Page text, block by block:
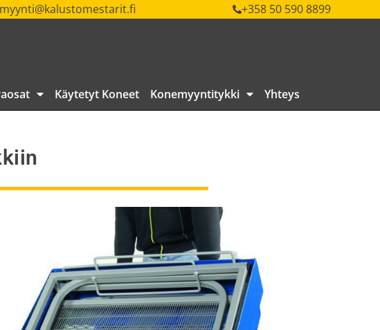
myynti@kalustomestarit.fi +358 50 590 8899
Käytetyt Koneet Konemyyntitykki Yhteys